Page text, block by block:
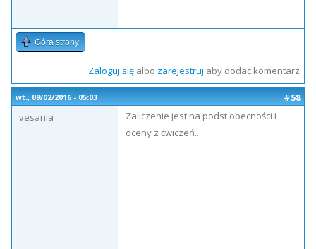
Góra strony
Zaloguj sięalbo zarejestruj aby dodać komentarz
wt., 09/02/2016 - 05:03
#58
vesania
Zaliczenie jest na podst obecności i
oceny z ćwiczeń..